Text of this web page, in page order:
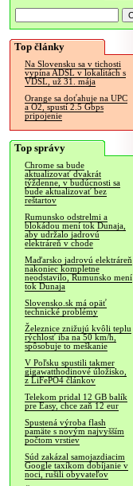
Top články
Na Slovensku sa v tichosti
vypína ADSL v lokalitách s
VDSL, už 31. mája
Orange sa doťahuje na UPC
a O2, spustí 2.5 Gbps
pripojenie
Top správy
Chrome sa bude
aktualizovať dvakrát
týždenne, v budúcnosti sa
bude aktualizovať bez
reštartov
Rumunsko odstrelmi a
blokádou mení tok Dunaja,
aby udržalo jadrovú
elektráreň v chode
Maďarsko jadrovú elektráreň
nakoniec kompletne
neodstavilo, Rumunsko mení
tok Dunaja
Slovensko.sk má opäť
technické problémy
Železnice znižujú kvôli teplu
rýchlosť iba na 50 km/h,
spôsobuje to meškanie
V Poľsku spustili takmer
gigawatthodinové úložisko,
z LiFePO4 článkov
Telekom pridal 12 GB balík
pre Easy, chce zaň 12 eur
Spustená výroba flash
pamäte s novým najvyšším
počtom vrstiev
Súd zakázal samojazdiacim
Google taxíkom dobíjanie v
noci, rušili obyvateľov